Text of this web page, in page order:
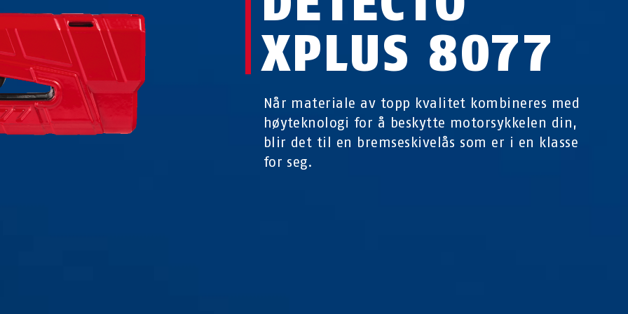
XPLUS 8077
Når materiale av topp kvalitet kombineres med
høyteknologi for å beskytte motorsykkelen din,
blir det til en bremseskivelås som er i en klasse
for seg.